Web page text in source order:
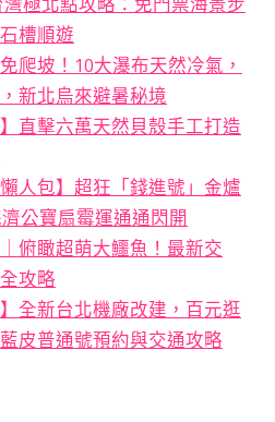
槽順遊
爬坡！10大瀑布天然冷氣，
新北烏來避暑秘境
直擊六萬天然貝殼手工打造
人包】超狂「錢進號」金爐
公寶扇霉運通通閃開
俯瞰超萌大鱷魚！最新交
攻略
全新台北機廠改建，百元逛
皮普通號預約與交通攻略